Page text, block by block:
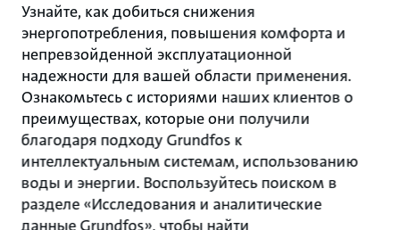
Узнайте, как добиться снижения
энергопотребления, повышения комфорта и
непревзойденной эксплуатационной
надежности для вашей области применения.
Ознакомьтесь с историями наших клиентов о
преимуществах, которые они получили
благодаря подходу Grundfos к
интеллектуальным системам, использованию
воды и энергии. Воспользуйтесь поиском в
разделе «Исследования и аналитические
данные Grundfos», чтобы найти